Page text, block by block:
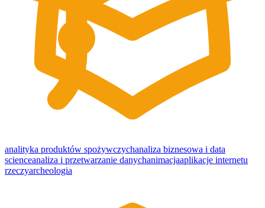
analityka produktów spożywczychanaliza biznesowa i data
scienceanaliza i przetwarzanie danychanimacjaaplikacje internetu
rzeczyarcheologia